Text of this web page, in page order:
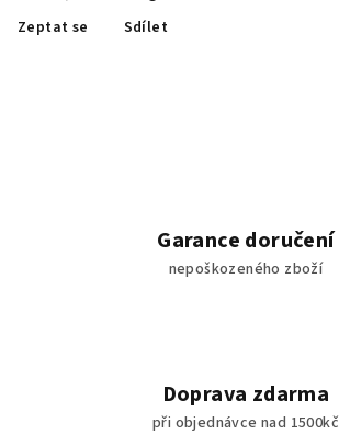
Zeptat se Sdílet
Garance doručení
nepoškozeného zboží
Doprava zdarma
při objednávce nad 1500kč